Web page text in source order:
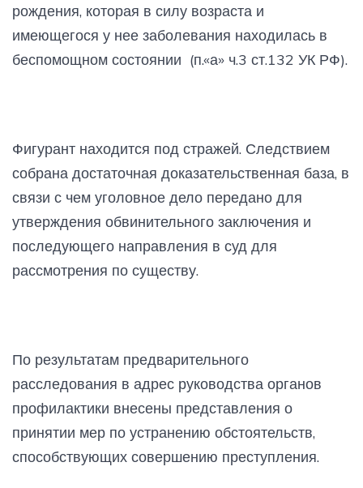
рождения, которая в силу возраста и
имеющегося у нее заболевания находилась в
беспомощном состоянии (п.«а» ч.3 ст.132 УК РФ).
Фигурант находится под стражей. Следствием
собрана достаточная доказательственная база, в
связи с чем уголовное дело передано для
утверждения обвинительного заключения и
последующего направления в суд для
рассмотрения по существу.
По результатам предварительного
расследования в адрес руководства органов
профилактики внесены представления о
принятии мер по устранению обстоятельств,
способствующих совершению преступления.